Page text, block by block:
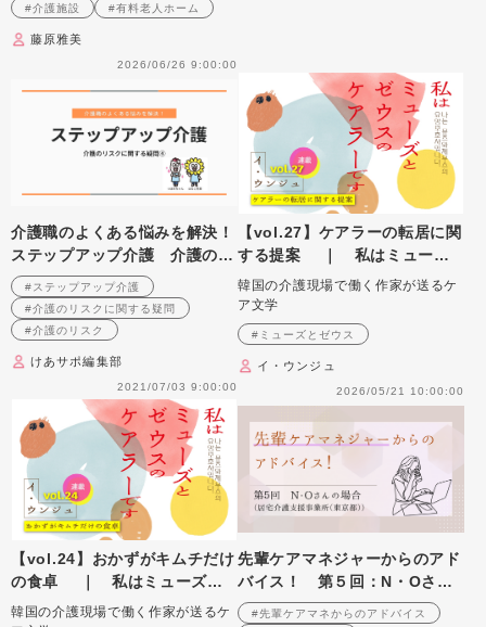
#介護施設
#有料老人ホーム
藤原雅美
2026/06/26 9:00:00
介護職のよくある悩みを解決！
ステップアップ介護 介護のリ
スクに関する疑問④
#ステップアップ介護
#介護のリスクに関する疑問
#介護のリスク
けあサポ編集部
2021/07/03 9:00:00
【vol.27】ケアラーの転居に関
する提案 ｜ 私はミューズ
とゼウスのケアラーです
韓国の介護現場で働く作家が送るケ
ア文学
#ミューズとゼウス
イ・ウンジュ
2026/05/21 10:00:00
【vol.24】おかずがキムチだけ
の食卓 ｜ 私はミューズと
ゼウスのケアラーです
韓国の介護現場で働く作家が送るケ
先輩ケアマネジャーからのアド
バイス！ 第５回：N・Oさん
（居宅介護支援事業所（東京
#先輩ケアマネからのアドバイス